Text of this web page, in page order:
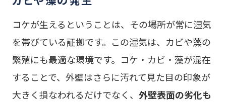
コケが生えるということは、その場所が常に湿気
を帯びている証拠です。この湿気は、カビや藻の
繁殖にも最適な環境です。コケ・カビ・藻が混在
することで、外壁はさらに汚れて見た目の印象が
大きく損なわれるだけでなく、 外壁表面の劣化も